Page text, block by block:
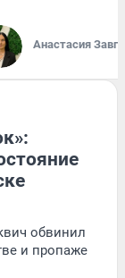
Анастасия
обвинил
и пропаже